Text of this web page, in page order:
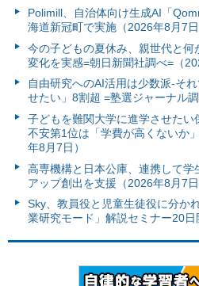
Polimill、自治体向け生成AI「
海道新冠町で実施（2026年8月7日
今の子どもの夏休み、親世代と
変化を実感=朝日新聞社調べ=（
自由研究へのAI活用は少数派-そ
せたい」8割超 =塾選ジャーナル
子どもを難関大学に進学させたい
不安第1位は「学費が高くないか
年8月7日）
高専機構と日本公庫、連携して学
アップ創出を支援（2026年8月7日
Sky、教員役と児童生徒役に分か
業研究モード」解説セミナー20日